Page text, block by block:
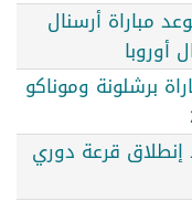
مباراة أرسنال
أوروبا
برشلونة وموناكو
إنطلاق قرعة دوري